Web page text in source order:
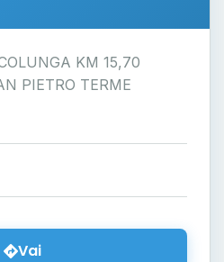
KM 15,70
PIETRO TERME
Vai